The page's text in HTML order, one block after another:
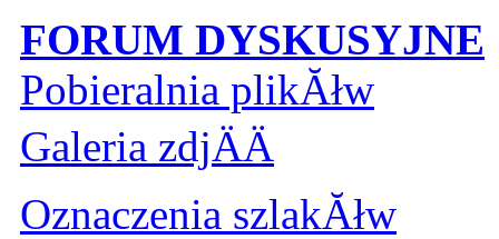
FORUM DYSKUSYJNE
Pobieralnia plikĂłw
Galeria zdjÄÄ
Oznaczenia szlakĂłw